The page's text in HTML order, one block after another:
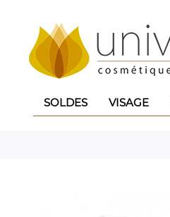
SOLDES VISAGE